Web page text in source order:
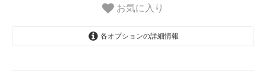
お気に入り
各オプションの詳細情報